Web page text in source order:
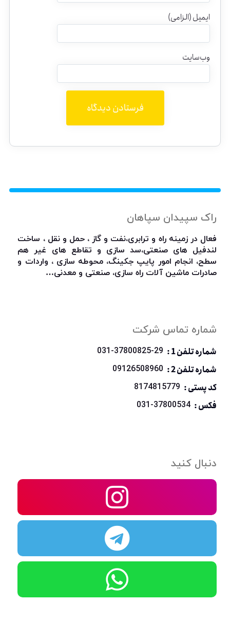
ایمیل (الزامی)
وب‌سایت
راک سپیدان سپاهان
فعال در زمینه راه و ترابری،نفت و گاز ، حمل و نقل ، ساخت
لندفیل های صنعتی،سد سازی و تقاطع های غیر هم
سطح، انجام امور پایپ جکینگ، محوطه سازی ، واردات و
صادرات ماشین آلات راه سازی، صنعتی و معدنی…
شماره تماس شرکت
شماره تلفن 1 : 031-37800825-29
شماره تلفن 2 : 09126508960
کد پستی : 8174815779
فکس : 031-37800534
دنبال کنید